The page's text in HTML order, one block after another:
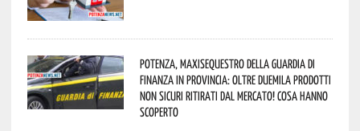
Potenza, maxisequestro della Guardia di
Finanza in provincia: oltre duemila prodotti
non sicuri ritirati dal mercato! Cosa hanno
scoperto